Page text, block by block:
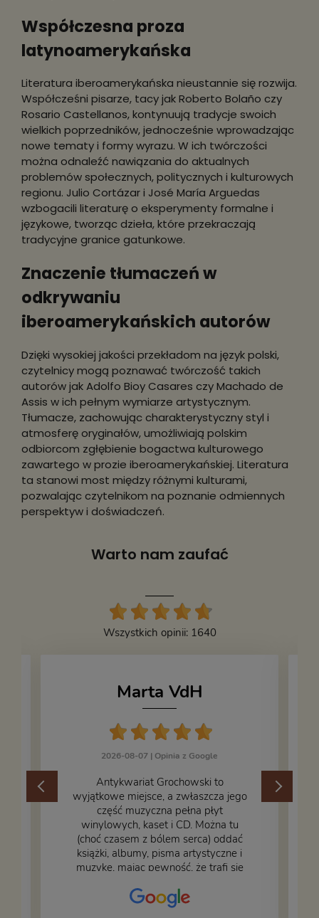
Współczesna proza
latynoamerykańska
Literatura iberoamerykańska nieustannie się rozwija.
Współcześni pisarze, tacy jak Roberto Bolaño czy
Rosario Castellanos, kontynuują tradycje swoich
wielkich poprzedników, jednocześnie wprowadzając
nowe tematy i formy wyrazu. W ich twórczości
można odnaleźć nawiązania do aktualnych
problemów społecznych, politycznych i kulturowych
regionu. Julio Cortázar i José María Arguedas
wzbogacili literaturę o eksperymenty formalne i
językowe, tworząc dzieła, które przekraczają
tradycyjne granice gatunkowe.
Znaczenie tłumaczeń w
odkrywaniu
iberoamerykańskich autorów
Dzięki wysokiej jakości przekładom na język polski,
czytelnicy mogą poznawać twórczość takich
autorów jak Adolfo Bioy Casares czy Machado de
Assis w ich pełnym wymiarze artystycznym.
Tłumacze, zachowując charakterystyczny styl i
atmosferę oryginałów, umożliwiają polskim
odbiorcom zgłębienie bogactwa kulturowego
zawartego w prozie iberoamerykańskiej. Literatura
ta stanowi most między różnymi kulturami,
pozwalając czytelnikom na poznanie odmiennych
perspektyw i doświadczeń.
Warto nam zaufać
Wszystkich opinii: 1640
Marta VdH
2026-08-07 | Opinia z Google
​Antykwariat Grochowski to
wyjątkowe miejsce, a zwłaszcza jego
część muzyczna pełna płyt
winylowych, kaset i CD. Można tu
(choć czasem z bólem serca) oddać
książki, albumy, pisma artystyczne i
muzykę, mając pewność, że trafi się
– nasze książki w trakcie
przepakowywania. Część oddaliśmy